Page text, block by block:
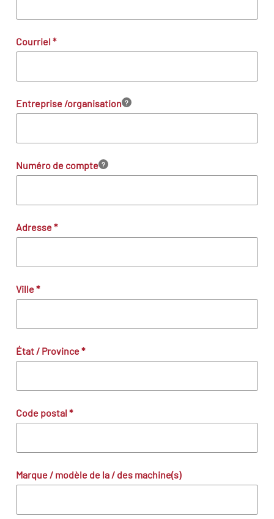
Courriel *
Entreprise /organisation ?
Numéro de compte ?
Adresse*
Ville*
État / Province*
Code postal *
Marque / modèle de la / des machine(s)